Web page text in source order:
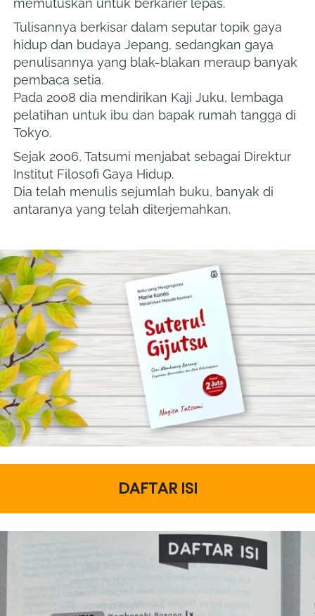
memutuskan untuk berkarier lepas.
Tulisannya berkisar dalam seputar topik gaya
hidup dan budaya Jepang, sedangkan gaya
penulisannya yang blak-blakan meraup banyak
pembaca setia.
Pada 2008 dia mendirikan Kaji Juku, lembaga
pelatihan untuk ibu dan bapak rumah tangga di
Tokyo.
Sejak 2006, Tatsumi menjabat sebagai Direktur
Institut Filosofi Gaya Hidup.
Dia telah menulis sejumlah buku, banyak di
antaranya yang telah diterjemahkan.
DAFTAR ISI